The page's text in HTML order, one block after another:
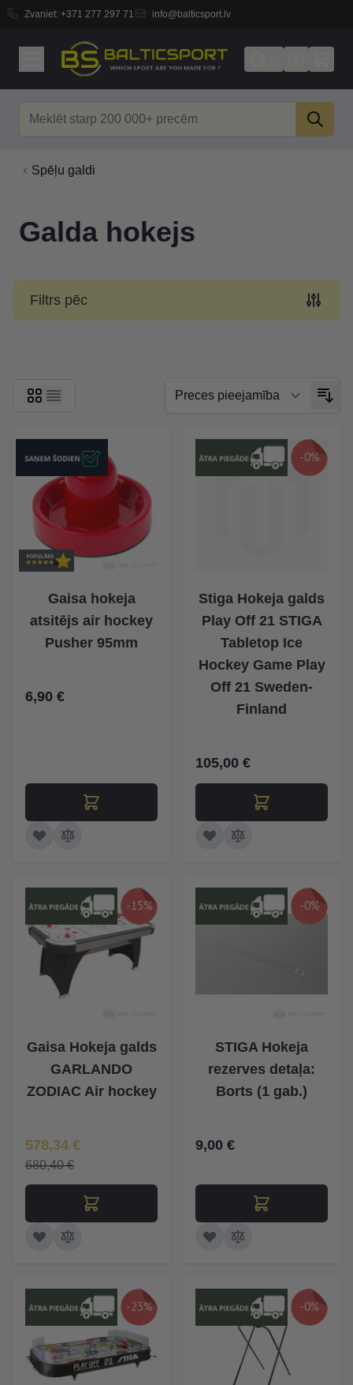
Zvaniet: +371 277 297 71 info@balticsport.lv
Spēļu galdi
Galda hokejs
Filtrs pēc
Gaisa hokeja
atsitējs air hockey
Pusher 95mm
6,90 €
-0%
Stiga Hokeja galds
Play Off 21 STIGA
Tabletop Ice
Hockey Game Play
Off 21 Sweden-
Finland
105,00 €
-15%
Gaisa Hokeja galds
GARLANDO
ZODIAC Air hockey
Īpaša Cena
578,34 €
680,40 €
-0%
STIGA Hokeja
rezerves detaļa:
Borts (1 gab.)
9,00 €
-23% -0%